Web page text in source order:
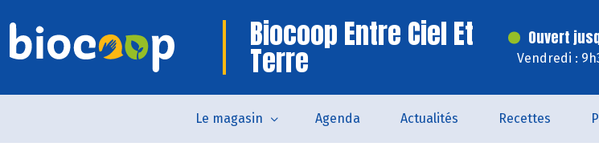
Biocoop Entre Ciel Et
Terre
Ouvert
Vendredi :
Le magasin Agenda Actualités Recettes